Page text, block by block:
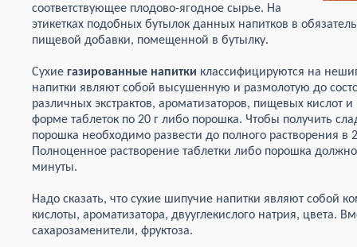
соответствующее плодово-ягодное сырье. На
этикетках подобных бутылок данных напитков в
пищевой добавки, помещенной в бутылку.
Сухие газированные напитки классифицируются на
напитки являют собой высушенную и размолотую до
различных экстрактов, ароматизаторов, пищевых кислот
форме таблеток по 20 г либо порошка. Чтобы получить
порошка необходимо развести до полного растворения
Полноценное растворение таблетки либо порошка
минуты.
Надо сказать, что сухие шипучие напитки являют собой
кислоты, ароматизатора, двууглекислого натрия, цвета.
сахарозаменители, фруктоза.